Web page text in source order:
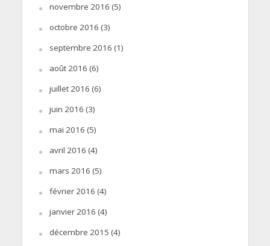
novembre 2016 (5)
octobre 2016 (3)
septembre 2016 (1)
août 2016 (6)
juillet 2016 (6)
juin 2016 (3)
mai 2016 (5)
avril 2016 (4)
mars 2016 (5)
février 2016 (4)
janvier 2016 (4)
décembre 2015 (4)